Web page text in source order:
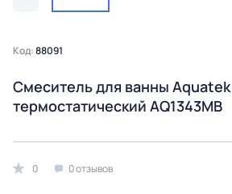
Код:88091
Смеситель для ванны
термостатический AQ1343MB
0 0 отзывов